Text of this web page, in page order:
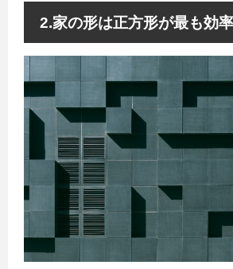
2.家の形は正方形が最も効